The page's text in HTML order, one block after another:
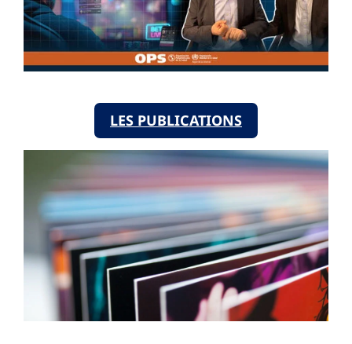
LES PUBLICATIONS